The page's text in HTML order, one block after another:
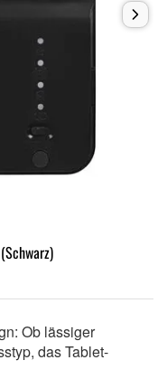
Ob lässiger
das Tablet-